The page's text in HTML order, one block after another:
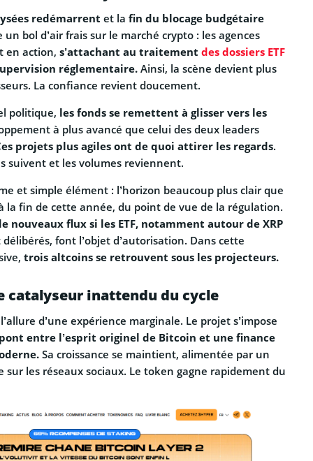
redémarrent et la fin du blocage budgétaire
bol d’air frais sur le marché crypto : les agences
en action, s’attachant au traitement des dossiers ETF
réglementaire. Ainsi, la scène devient plus
La confiance revient doucement.
politique, les fonds se remettent à glisser vers les
à plus avancé que celui des deux leaders
projets plus agiles ont de quoi attirer les regards.
suivent et les volumes reviennent.
et simple élément : l’horizon beaucoup plus clair que
la fin de cette année, du point de vue de la régulation.
nouveaux flux si les ETF, notamment autour de XRP
font l’objet d’autorisation. Dans cette
trois altcoins se retrouvent sous les projecteurs.
catalyseur inattendu du cycle
d’une expérience marginale. Le projet s’impose
entre l’esprit originel de Bitcoin et une finance
Sa croissance se maintient, alimentée par un
les réseaux sociaux. Le token gagne rapidement du